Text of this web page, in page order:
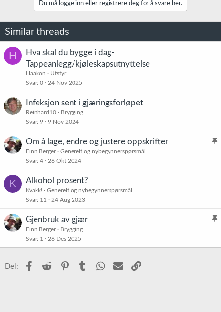
n
e
r
Du må logge inn eller registrere deg for å svare her.
Similar threads
H
Hva skal du bygge i dag-
Tappeanlegg/kjøleskapsutnyttelse
Haakon
Utstyr
Svar 0 24 Nov 2025
Infeksjon sent i gjæringsforløpet
Reinhard10
Brygging
Svar 9 9 Nov 2024
K
Om å lage, endre og justere oppskrifter
Finn Berger
Generelt og nybegynnerspørsmål
Svar 4 26 Okt 2024
K Alkohol prosent?
Kvakk!
Generelt og nybegynnerspørsmål
Svar 11 24 Aug 2023
K
s
Gjenbruk av gjær
Finn Berger
Brygging
Svar 1 26 Des 2025
Del: Facebook
Reddit PinterestTumblr WhatsApp
E-post